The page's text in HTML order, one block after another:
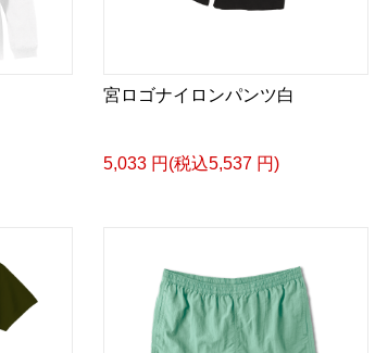
宮ロゴナイロンパンツ白
5,033 円(税込5,537 円)